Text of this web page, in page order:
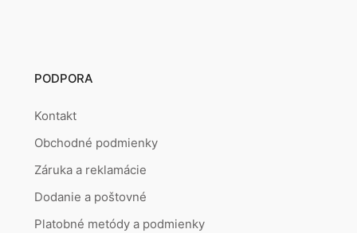
PODPORA
Kontakt
Obchodné podmienky
Záruka a reklamácie
Dodanie a poštovné
Platobné metódy a podmienky